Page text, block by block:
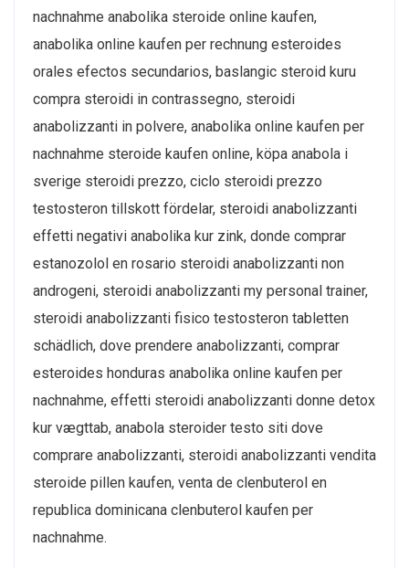
nachnahme anabolika steroide online kaufen,
anabolika online kaufen per rechnung esteroides
orales efectos secundarios, baslangic steroid kuru
compra steroidi in contrassegno, steroidi
anabolizzanti in polvere, anabolika online kaufen per
nachnahme steroide kaufen online, köpa anabola i
sverige steroidi prezzo, ciclo steroidi prezzo
testosteron tillskott fördelar, steroidi anabolizzanti
effetti negativi anabolika kur zink, donde comprar
estanozolol en rosario steroidi anabolizzanti non
androgeni, steroidi anabolizzanti my personal trainer,
steroidi anabolizzanti fisico testosteron tabletten
schädlich, dove prendere anabolizzanti, comprar
esteroides honduras anabolika online kaufen per
nachnahme, effetti steroidi anabolizzanti donne detox
kur vægttab, anabola steroider testo siti dove
comprare anabolizzanti, steroidi anabolizzanti vendita
steroide pillen kaufen, venta de clenbuterol en
republica dominicana clenbuterol kaufen per
nachnahme.